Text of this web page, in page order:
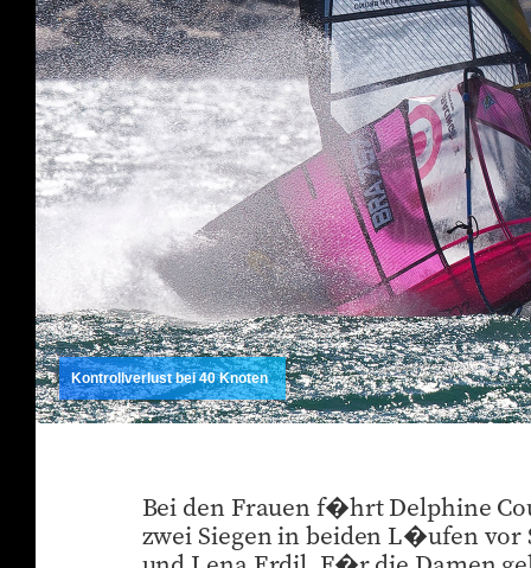
Kontrollverlust bei 40 Knoten
Bei den Frauen f�hrt Delphine
zwei Siegen in beiden L�ufen vor